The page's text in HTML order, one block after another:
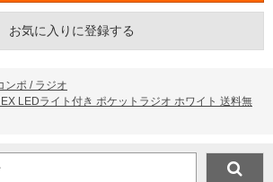
お気に入りに登録する
ンポ / ラジオ
LEDライト付き ポケットラジオ ホワイト 送料無